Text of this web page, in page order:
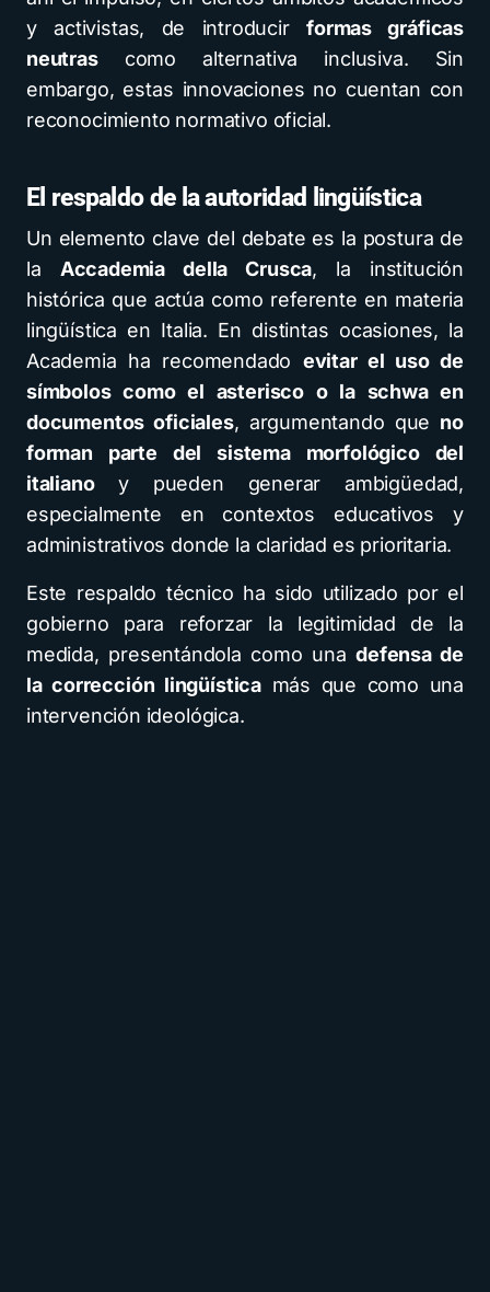
y activistas, de introducirformas gráficas
neutrascomo alternativa inclusiva. Sin
embargo, estas innovaciones no cuentan con
reconocimiento normativo oficial.
El respaldo de la autoridad lingüística
Un elemento clave del debate es la postura de
la Accademia della Crusca, la institución
histórica que actúa como referente en materia
lingüística en Italia. En distintas ocasiones, la
Academia ha recomendado evitar el uso de
símbolos como el asterisco o la schwa en
documentos oficiales, argumentando que no
forman parte del sistema morfológico del
italianoy pueden generar ambigüedad,
especialmente en contextos educativos y
administrativos donde la claridad es prioritaria.
Este respaldo técnico ha sido utilizado por el
gobierno para reforzar la legitimidad de la
medida, presentándola como unadefensa de
la corrección lingüística más que como una
intervención ideológica.